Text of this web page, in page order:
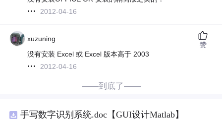
2012-04-16
xuzuning
没有安装 Excel 或 Excel 版本高于 2003
2012-04-16
赞
——到底了——
手写数字识别系统.doc【GUI设计Matlab】